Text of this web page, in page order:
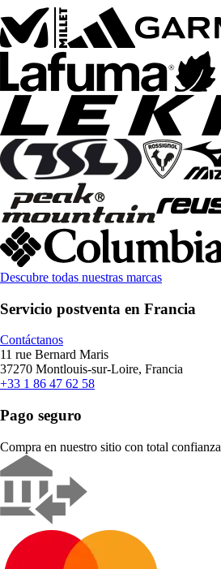
Descubre todas nuestras marcas
Servicio postventa en Francia
Contáctanos
11 rue Bernard Maris
37270 Montlouis-sur-Loire, Francia
+33 1 86 47 62 58
Pago seguro
Compra en nuestro sitio con total confianza